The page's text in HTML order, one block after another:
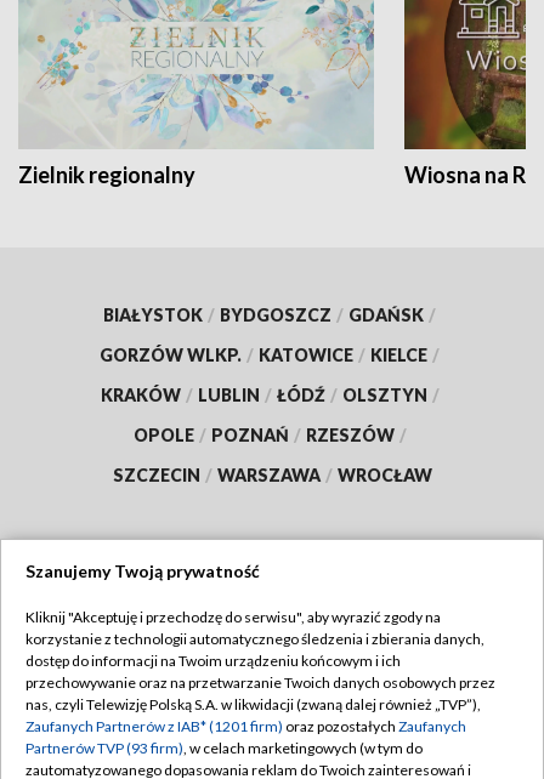
Zielnik regionalny Wiosna na
BIAŁYSTOK / BYDGOSZCZ / GDAŃSK /
GORZÓW WLKP. / KATOWICE / KIELCE /
KRAKÓW / LUBLIN / ŁÓDŹ / OLSZTYN /
OPOLE / POZNAŃ / RZESZÓW /
SZCZECIN / WARSZAWA / WROCŁAW
TVP
Abonament TVP
Emisja w TVP
Centrum informacji TVP
Regulamin TVP
Polityka prywatności
Moje zgody
Szanujemy Twoją prywatność
Kliknij "Akceptuję i przechodzę do serwisu", aby wyrazić zgody na
korzystanie z technologii automatycznego śledzenia i zbierania danych,
dostęp do informacji na Twoim urządzeniu końcowym i ich
przechowywanie oraz na przetwarzanie Twoich danych osobowych przez
nas, czyli Telewizję Polską S.A. w likwidacji (zwaną dalej również „TVP”),
Zaufanych Partnerów z IAB* (1201 firm) oraz pozostałych Zaufanych
Partnerów TVP (93 firm), w celach marketingowych (w tym do
zautomatyzowanego dopasowania reklam do Twoich zainteresowań i